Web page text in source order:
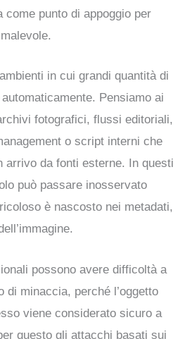
come punto di appoggio per
in cui grandi quantità di
Pensiamo ai
fotografici, flussi editoriali,
o script interni che
arrivo da fonti esterne. In questi
può passare inosservato
è nascosto nei metadati,
possono avere difficoltà a
di minaccia, perché l’oggetto
viene considerato sicuro a
questo gli attacchi basati sui